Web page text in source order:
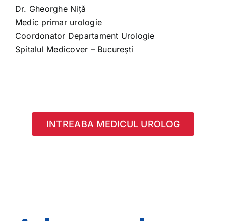
Dr. Gheorghe Niță
Medic primar urologie
Coordonator Departament Urologie
Spitalul Medicover – București
INTREABA MEDICUL UROLOG